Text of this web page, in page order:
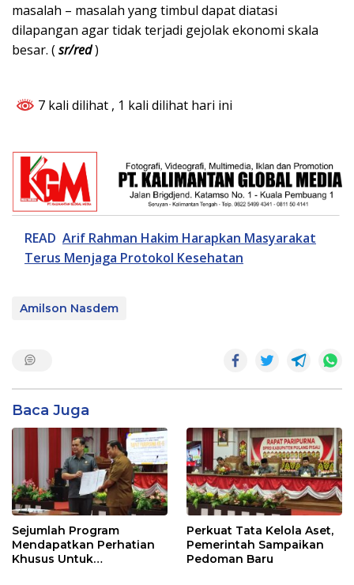
masalah – masalah yang timbul dapat diatasi
dilapangan agar tidak terjadi gejolak ekonomi skala
besar. (sr/red)
7 kali dilihat , 1 kali dilihat hari ini
READ Arif Rahman Hakim Harapkan Masyarakat
Terus Menjaga Protokol Kesehatan
Amilson Nasdem
Baca Juga
Sejumlah Program
Mendapatkan Perhatian
Khusus Untuk
Perkuat Tata Kelola Aset,
Pemerintah Sampaikan
Pedoman Baru